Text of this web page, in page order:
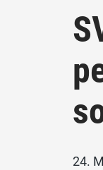
24.